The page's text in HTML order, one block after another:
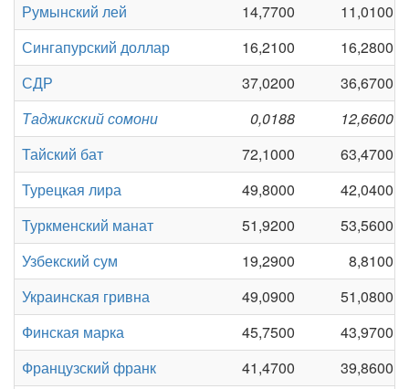
Румынский лей
14,7700
11,0100
Сингапурский доллар
16,2100
16,2800
СДР
37,0200
36,6700
Таджикский сомони
0,0188
12,6600
Тайский бат
72,1000
63,4700
Турецкая лира
49,8000
42,0400
Туркменский манат
51,9200
53,5600
Узбекский сум
19,2900
8,8100
Украинская гривна
49,0900
51,0800
Финская марка
45,7500
43,9700
Французский франк
41,4700
39,8600